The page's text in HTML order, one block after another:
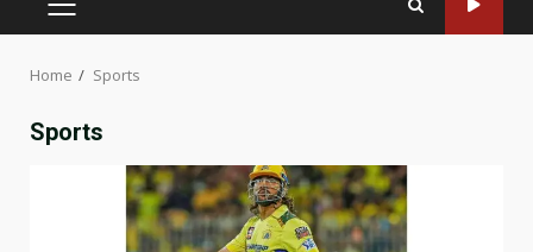
PRIMARY
Home Sports
Sports